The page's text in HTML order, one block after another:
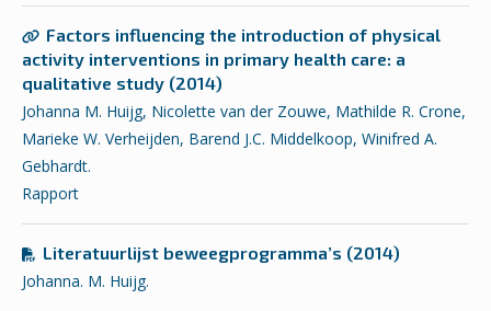
Factors influencing the introduction of physical
activity interventions in primary health care: a
qualitative study (2014)
Johanna M. Huijg, Nicolette van der Zouwe, Mathilde R. Crone,
Marieke W. Verheijden, Barend J.C. Middelkoop, Winifred A.
Gebhardt.
Rapport
Literatuurlijst beweegprogramma’s (2014)
Johanna. M. Huijg.